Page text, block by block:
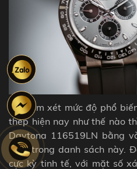
Khi xem xét mức độ phổ
thép hiện nay như thế nào
Daytona 116519LN bằng
nằm trong danh sách này.
cực kỳ tinh tế, với mặt số